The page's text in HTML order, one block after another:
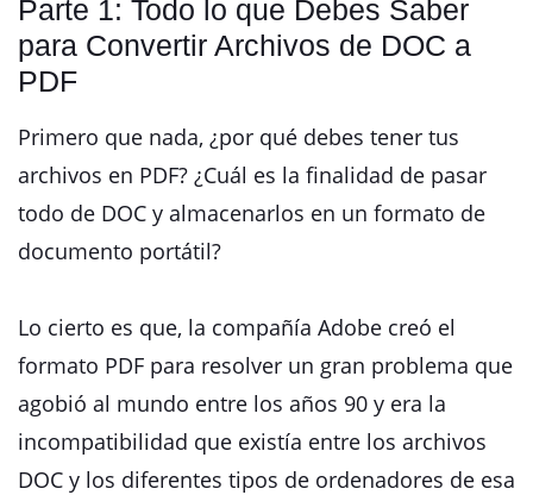
Parte 1: Todo lo que Debes Saber
para Convertir Archivos de DOC a
PDF
Primero que nada, ¿por qué debes tener tus
archivos en PDF? ¿Cuál es la finalidad de pasar
todo de DOC y almacenarlos en un formato de
documento portátil?
Lo cierto es que, la compañía Adobe creó el
formato PDF para resolver un gran problema que
agobió al mundo entre los años 90 y era la
incompatibilidad que existía entre los archivos
DOC y los diferentes tipos de ordenadores de esa